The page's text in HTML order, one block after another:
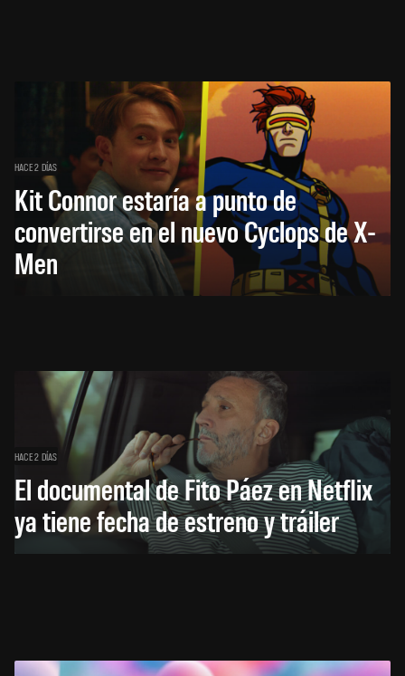
HACE 2 DÍAS
Kit Connor estaría a punto de
convertirse en el nuevo Cyclops de X-
Men
HACE 2 DÍAS
El documental de Fito Páez en Netflix
ya tiene fecha de estreno y tráiler